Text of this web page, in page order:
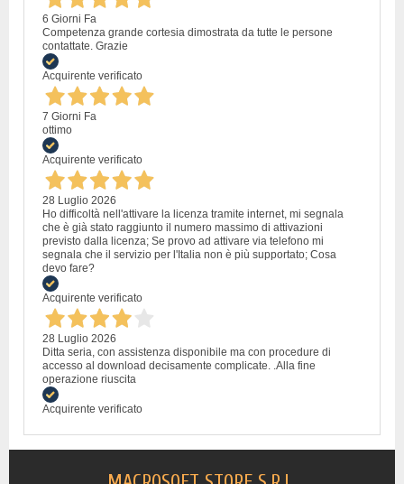
6 Giorni Fa
Competenza grande cortesia dimostrata da tutte le persone
contattate. Grazie
Acquirente verificato
7 Giorni Fa
ottimo
Acquirente verificato
28 Luglio 2026
Ho difficoltà nell'attivare la licenza tramite internet, mi segnala
che è già stato raggiunto il numero massimo di attivazioni
previsto dalla licenza; Se provo ad attivare via telefono mi
segnala che il servizio per l'Italia non è più supportato; Cosa
devo fare?
Acquirente verificato
28 Luglio 2026
Ditta seria, con assistenza disponibile ma con procedure di
accesso al download decisamente complicate. .Alla fine
operazione riuscita
Acquirente verificato